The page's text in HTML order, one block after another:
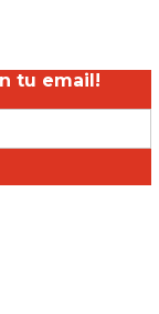
tu email!